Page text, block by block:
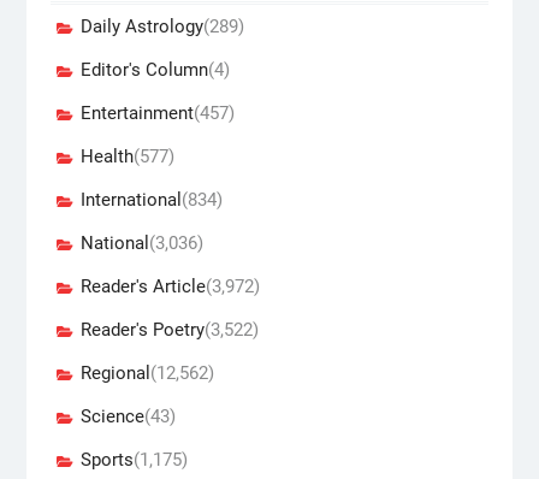
Daily Astrology(289)
Editor's Column(4)
Entertainment(457)
Health(577)
International (834)
National (3,036)
Reader's Article(3,972)
Reader's Poetry(3,522)
Regional (12,562)
Science(43)
Sports(1,175)